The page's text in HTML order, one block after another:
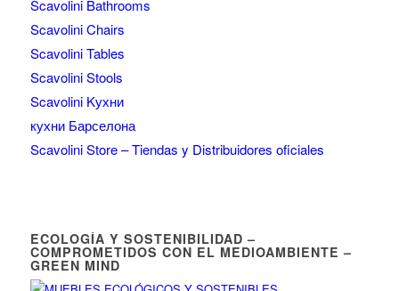
Scavolini Bathrooms
Scavolini Chairs
Scavolini Tables
Scavolini Stools
Scavolini Kухни
кухни Барселона
Scavolini Store – Tiendas y Distribuidores oficiales
ECOLOGÍA Y SOSTENIBILIDAD –
COMPROMETIDOS CON EL MEDIOAMBIENTE –
GREEN MIND